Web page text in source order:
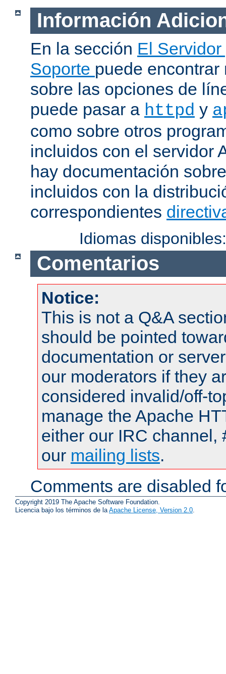
Información
En la sección El
Soporte puede
sobre las opciones de
puede pasar a httpd y
como sobre otros
incluidos con el servidor
hay documentación
incluidos con la
correspondientes
Idiomas
Comentarios
Notice:
This is not a Q&A
should be pointed
documentation or
our moderators if they
considered invalid/off-
manage the Apache
either our IRC channel,
our mailing lists.
Comments are disabled
Copyright 2019 The Apache Software Foundation.
Licencia bajo los términos de la Apache License, Version 2.0